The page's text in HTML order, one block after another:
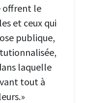
offrent le
et ceux qui
publique,
laquelle
tout à